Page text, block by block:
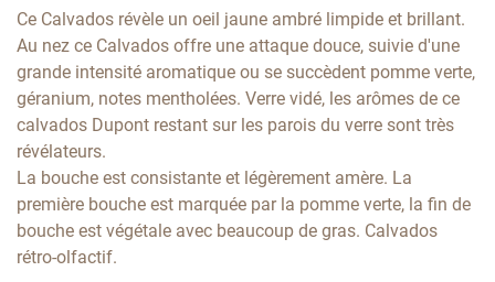
Ce Calvados révèle un oeil jaune ambré limpide et brillant.
Au nez ce Calvados offre une attaque douce, suivie d'une
grande intensité aromatique ou se succèdent pomme verte,
géranium, notes mentholées. Verre vidé, les arômes de ce
calvados Dupont restant sur les parois du verre sont très
révélateurs.
La bouche est consistante et légèrement amère. La
première bouche est marquée par la pomme verte, la fin de
bouche est végétale avec beaucoup de gras. Calvados
rétro-olfactif.